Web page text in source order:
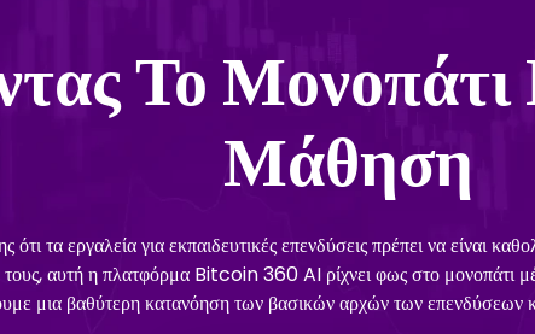
Το Μονοπάτι
Μάθηση
τα εργαλεία για εκπαιδευτικές επενδύσεις πρέπει να είναι
αυτή η πλατφόρμα Bitcoin 360 AI ρίχνει φως στο μονοπάτι
μια βαθύτερη κατανόηση των βασικών αρχών των